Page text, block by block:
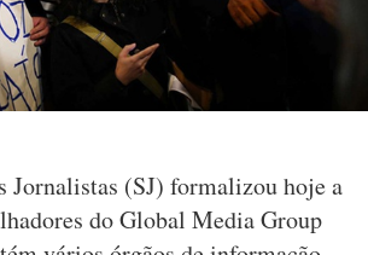
Jornalistas (SJ) formalizou hoje a
do Global Media Group